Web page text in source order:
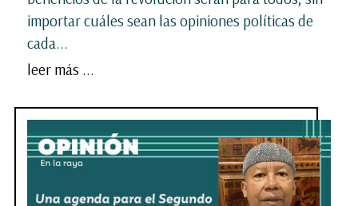
importar cuáles sean las opiniones políticas de
cada...
leer más ...